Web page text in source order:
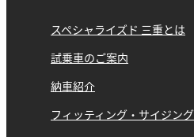
スペシャライズド 三重とは
試乗車のご案内
納車紹介
フィッティング・サイジング